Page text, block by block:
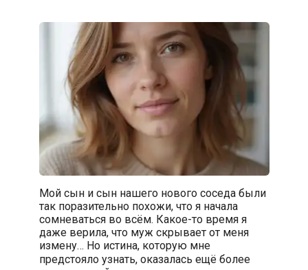
Мой сын и сын нашего нового соседа были
так поразительно похожи, что я начала
сомневаться во всём. Какое-то время я
даже верила, что муж скрывает от меня
измену… Но истина, которую мне
предстояло узнать, оказалась ещё более